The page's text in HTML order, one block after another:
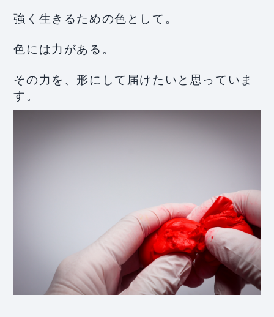
強く生きるための色として。
色には力がある。
その力を、形にして届けたいと思っていま
す。